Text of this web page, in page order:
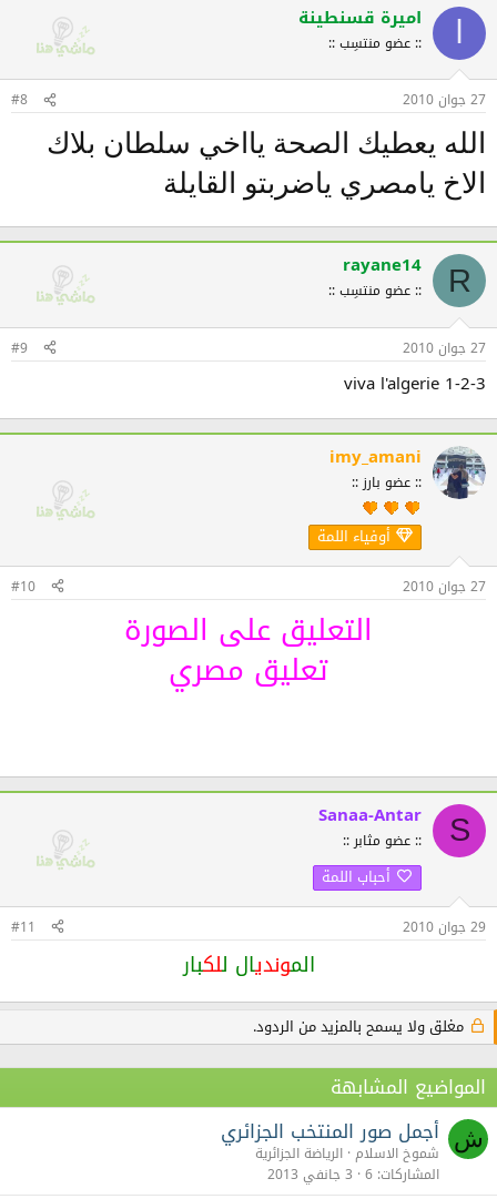
اميرة قسنطينة
:: عضو منتسِب ::
27 جوان 2010 #8
الله يعطيك الصحة يااخي سلطان بلاك
الاخ يامصري ياضربتو القايلة
R
rayane14
:: عضو منتسِب ::
27 جوان 2010 #9
1-2-3 viva l'algerie
imy_amani
:: عضو بارز ::
أوفياء اللمة
27 جوان 2010 #10
التعليق على الصورة
تعليق مصري
S
Sanaa-Antar
:: عضو مثابر ::
أحباب اللمة
29 جوان 2010 #11
المونديال للكبار
مغلق ولا يسمح بالمزيد من الردود.
المواضيع المشابهة
ش أجمل صور المنتخب الجزائري
شموخ الاسلام الرياضة الجزائرية
المشاركات 6 3 جانفي 2013